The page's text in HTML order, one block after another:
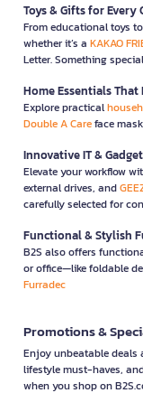
Toys & Gifts for Every
From educational toys to
whether it’s a KAKAO
Letter. Something
Home Essentials That
Explore practical
Double A Careface
Innovative IT &
Elevate your workflow
external drives, and
carefully selected for
Functional & Stylish
B2S also offers
or office—like foldable
Furradec
Promotions &
Enjoy unbeatable
lifestyle must-haves,
when you shop on